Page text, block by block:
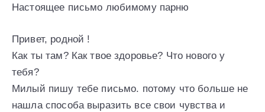
Настоящее письмо любимому парню
Привет, родной !
Как ты там? Как твое здоровье? Что нового у
тебя?
Милый пишу тебе письмо. потому что больше не
нашла способа выразить все свои чувства и